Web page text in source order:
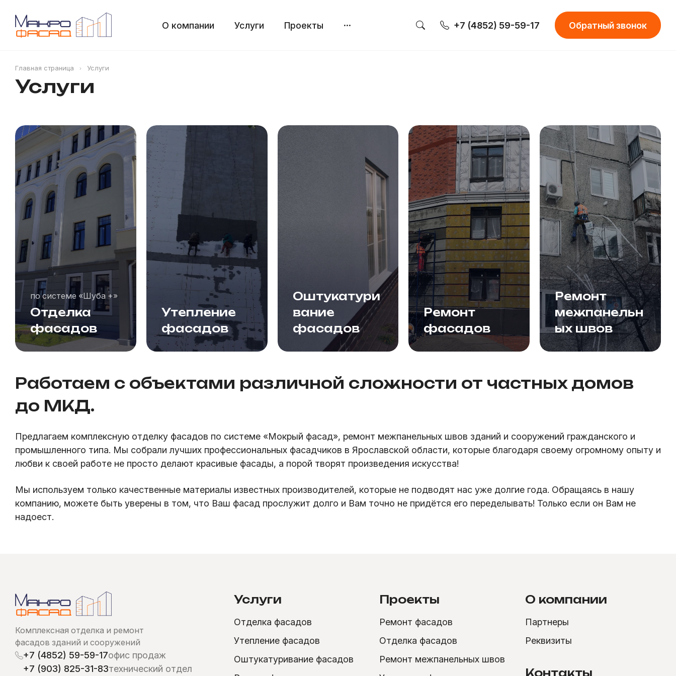
О компании Услуги Проекты ··· +7 (4852) 59-59-17 Обратный звонок
Главная страница Услуги
Услуги
по системе «Шуба +»
Отделка
фасадов
Утепление
фасадов
Оштукатури
вание
фасадов
Ремонт
фасадов
Ремонт
межпанельн
ых швов
Работаем с объектами различной сложности от частных домов
до МКД.
Предлагаем комплексную отделку фасадов по системе «Мокрый фасад», ремонт межпанельных швов зданий и сооружений гражданского и
промышленного типа. Мы собрали лучших профессиональных фасадчиков в Ярославской области, которые благодаря своему огромному опыту и
любви к своей работе не просто делают красивые фасады, а порой творят произведения искусства!
Мы используем только качественные материалы известных производителей, которые не подводят нас уже долгие года. Обращаясь в нашу
компанию, можете быть уверены в том, что Ваш фасад прослужит долго и Вам точно не придётся его переделывать! Только если он Вам не
надоест.
Комплексная отделка и ремонт
фасадов зданий и сооружений
+7 (4852) 59-59-17офис продаж
+7 (903) 825-31-83технический отдел
Услуги
Отделка фасадов
Утепление фасадов
Оштукатуривание фасадов
Проекты
Ремонт фасадов
Отделка фасадов
Ремонт межпанельных швов
О компании
Партнеры
Реквизиты
Контакты